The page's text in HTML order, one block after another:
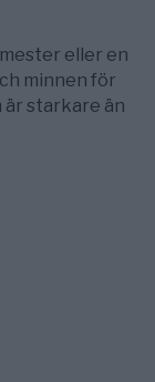
eller en
minnen för
är starkare än